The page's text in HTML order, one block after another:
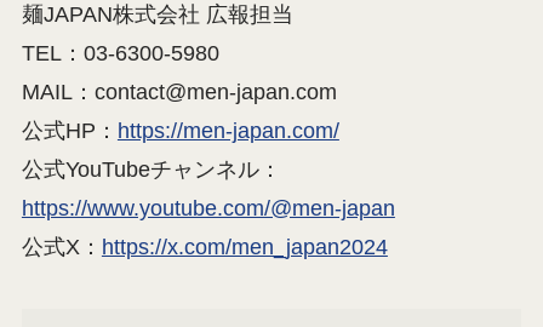
麺JAPAN株式会社 広報担当
TEL：03-6300-5980
MAIL：contact@men-japan.com
公式HP： https://men-japan.com/
公式YouTubeチャンネル：
https://www.youtube.com/@men-japan
公式X： https://x.com/men_japan2024